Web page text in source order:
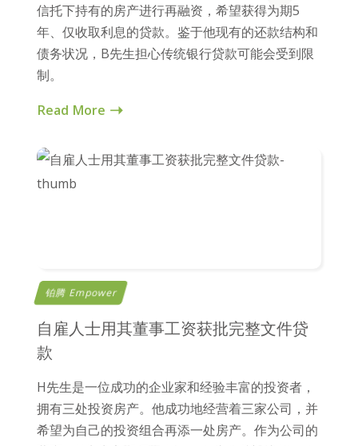
信托下持有的房产进行再融资，希望获得为期5
年、仅收取利息的贷款。鉴于他现有的还款结构和
债务状况，B先生担心传统银行贷款可能会受到限
制。
Read More
铂腾 Empower
自雇人士用其董事工资获批完整文件贷
款
H先生是一位成功的企业家和经验丰富的投资者，
拥有三处投资房产。他成功地经营着三家公司，并
希望为自己的投资组合再添一处房产。作为公司的